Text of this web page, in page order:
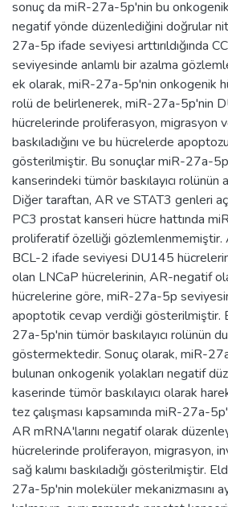
sonuç da miR-27a-5p'nin bu onkogenik
negatif yönde düzenlediğini doğrular
27a-5p ifade seviyesi arttırıldığında
seviyesinde anlamlı bir azalma
ek olarak, miR-27a-5p'nin onkogenik
rolü de belirlenerek, miR-27a-5p'nin
hücrelerinde proliferasyon, migrasyon
baskıladığını ve bu hücrelerde
gösterilmiştir. Bu sonuçlar miR-27a-
kanserindeki tümör baskılayıcı rolünün
Diğer taraftan, AR ve STAT3 genleri
PC3 prostat kanseri hücre hattında
proliferatif özelliği
BCL-2 ifade seviyesi DU145
olan LNCaP hücrelerinin, AR-negatif
hücrelerine göre, miR-27a-5p
apoptotik cevap verdiği gösterilmiştir.
27a-5p'nin tümör baskılayıcı rolünün
göstermektedir. Sonuç olarak, miR-
bulunan onkogenik yolakları negatif
kaserinde tümör baskılayıcı olarak
tez çalışması kapsamında miR-27a-
AR mRNA'larını negatif olarak
hücrelerinde proliferayon, migrasyon,
sağ kalımı baskıladığı gösterilmiştir.
27a-5p'nin moleküler mekanizmasını